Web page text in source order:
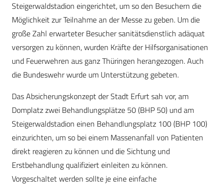
Steigerwaldstadion eingerichtet, um so den Besuchern die
Möglichkeit zur Teilnahme an der Messe zu geben. Um die
große Zahl erwarteter Besucher sanitätsdienstlich adäquat
versorgen zu können, wurden Kräfte der Hilfsorganisationen
und Feuerwehren aus ganz Thüringen herangezogen. Auch
die Bundeswehr wurde um Unterstützung gebeten.
Das Absicherungskonzept der Stadt Erfurt sah vor, am
Domplatz zwei Behandlungsplätze 50 (BHP 50) und am
Steigerwaldstadion einen Behandlungsplatz 100 (BHP 100)
einzurichten, um so bei einem Massenanfall von Patienten
direkt reagieren zu können und die Sichtung und
Erstbehandlung qualifiziert einleiten zu können.
Vorgeschaltet werden sollte je eine einfache